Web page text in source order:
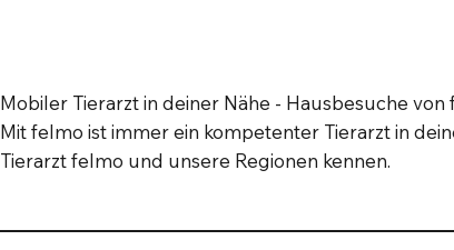
Mobiler Tierarzt in deiner Nähe - Hausbesuche von
Mit felmo ist immer ein kompetenter Tierarzt in
Tierarzt felmo und unsere Regionen kennen.